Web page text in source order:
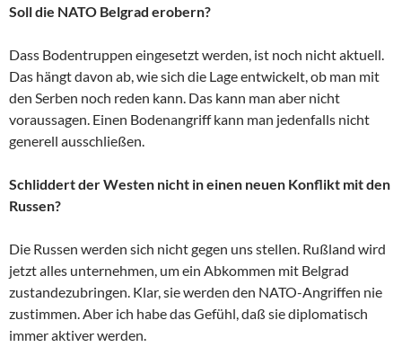
Soll die NATO Belgrad erobern?
Dass Bodentruppen eingesetzt werden, ist noch nicht aktuell.
Das hängt davon ab, wie sich die Lage entwickelt, ob man mit
den Serben noch reden kann. Das kann man aber nicht
voraussagen. Einen Bodenangriff kann man jedenfalls nicht
generell ausschließen.
Schliddert der Westen nicht in einen neuen Konflikt mit den
Russen?
Die Russen werden sich nicht gegen uns stellen. Rußland wird
jetzt alles unternehmen, um ein Abkommen mit Belgrad
zustandezubringen. Klar, sie werden den NATO-Angriffen nie
zustimmen. Aber ich habe das Gefühl, daß sie diplomatisch
immer aktiver werden.